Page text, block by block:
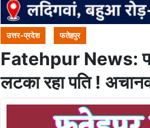
उत्तर-प्रदेश फतेहपुर
Fatehpur News:
लटका रहा पति !